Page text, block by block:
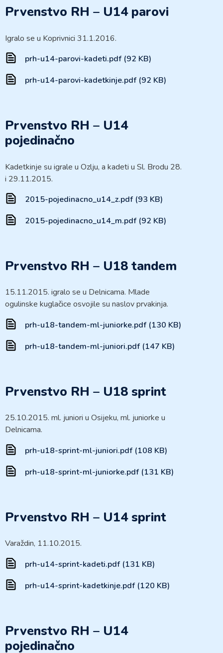
Prvenstvo RH – U14 parovi
Igralo se u Koprivnici 31.1.2016.
prh-u14-parovi-kadeti.pdf (92 KB)
prh-u14-parovi-kadetkinje.pdf (92 KB)
Prvenstvo RH – U14
pojedinačno
Kadetkinje su igrale u Ozlju, a kadeti u Sl. Brodu 28.
i 29.11.2015.
2015-pojedinacno_u14_z.pdf (93 KB)
2015-pojedinacno_u14_m.pdf (92 KB)
Prvenstvo RH – U18 tandem
15.11.2015. igralo se u Delnicama. Mlade
ogulinske kuglačice osvojile su naslov prvakinja.
prh-u18-tandem-ml-juniorke.pdf (130 KB)
prh-u18-tandem-ml-juniori.pdf (147 KB)
Prvenstvo RH – U18 sprint
25.10.2015. ml. juniori u Osijeku, ml. juniorke u
Delnicama.
prh-u18-sprint-ml-juniori.pdf (108 KB)
prh-u18-sprint-ml-juniorke.pdf (131 KB)
Prvenstvo RH – U14 sprint
Varaždin, 11.10.2015.
prh-u14-sprint-kadeti.pdf (131 KB)
prh-u14-sprint-kadetkinje.pdf (120 KB)
Prvenstvo RH – U14
pojedinačno